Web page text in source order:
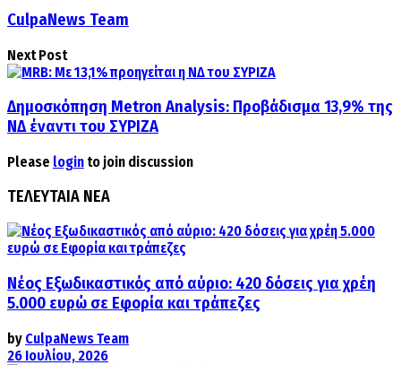
CulpaNews Team
Next Post
Δημοσκόπηση Metron Analysis: Προβάδισμα 13,9% της
ΝΔ έναντι του ΣΥΡΙΖΑ
Please login to join discussion
ΤΕΛΕΥΤΑΙΑ ΝΕΑ
Νέος Εξωδικαστικός από αύριο: 420 δόσεις για χρέη
5.000 ευρώ σε Εφορία και τράπεζες
by CulpaNews Team
26 Ιουλίου, 2026